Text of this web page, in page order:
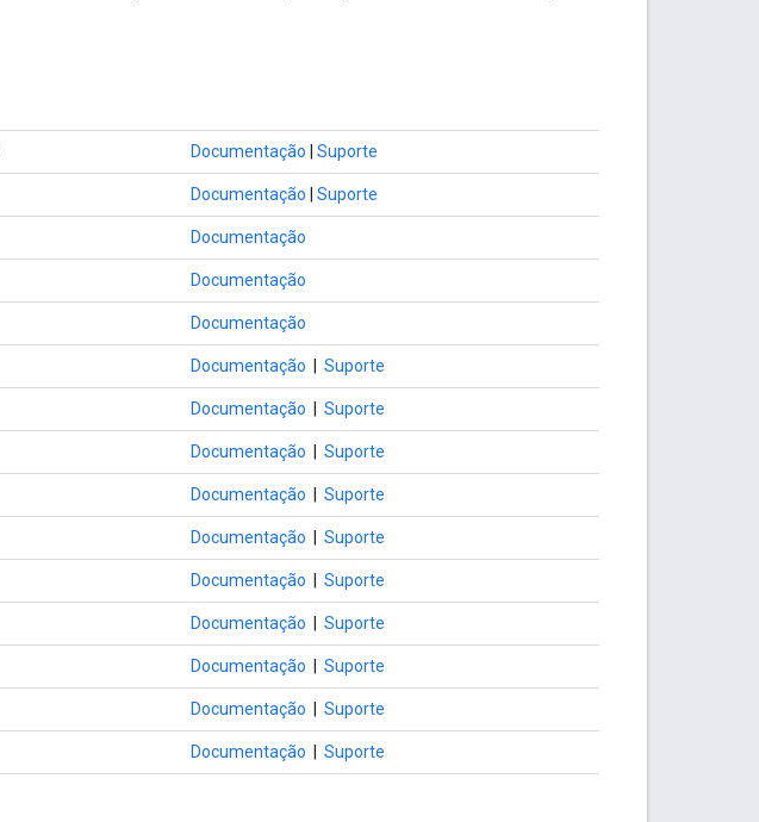
Documentação Suporte
Documentação Suporte
Documentação
Documentação
Documentação
Documentação Suporte
Documentação Suporte
Documentação Suporte
Documentação Suporte
Documentação Suporte
Documentação Suporte
Documentação Suporte
Documentação Suporte
Documentação Suporte
Documentação Suporte